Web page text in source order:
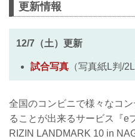
更新情報
12/7（土）更新
試合写真 （写真紙L判/
全国のコンビニで様々なコ
ることが出来るサービス『e
RIZIN LANDMARK 10 in